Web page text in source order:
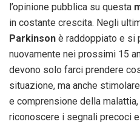
l’opinione pubblica su questa
in costante crescita. Negli
Parkinson è raddoppiato e si
nuovamente nei prossimi 15
devono solo farci prendere
situazione, ma anche
e comprensione della
riconoscere i segnali precoci